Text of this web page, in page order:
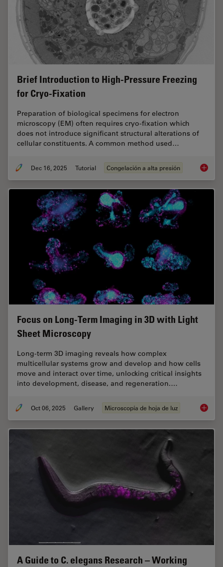
Brief Introduction to High-Pressure Freezing
for Cryo-Fixation
Preparation of biological specimens for electron
microscopy (EM) often requires cryo-fixation which
does not introduce significant structural alterations of
cellular constituents. A common method used…
Dec 16, 2025 Tutorial Congelación a alta presión Brief
Focus on Long-Term Imaging in 3D with Light
Sheet Microscopy
Long-term 3D imaging reveals how complex
multicellular systems grow and develop and how cells
move and interact over time, unlocking critical insights
into development, disease, and regeneration.…
Oct 06, 2025 Gallery Microscopía de hoja de luz Focus
A Guide to C. elegans Research – Working